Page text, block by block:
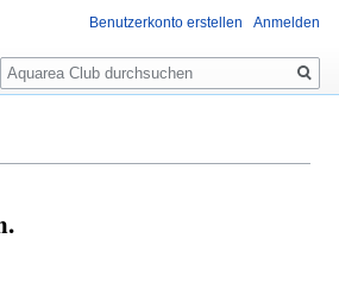
Benutzerkonto erstellen Anmelden
Suche